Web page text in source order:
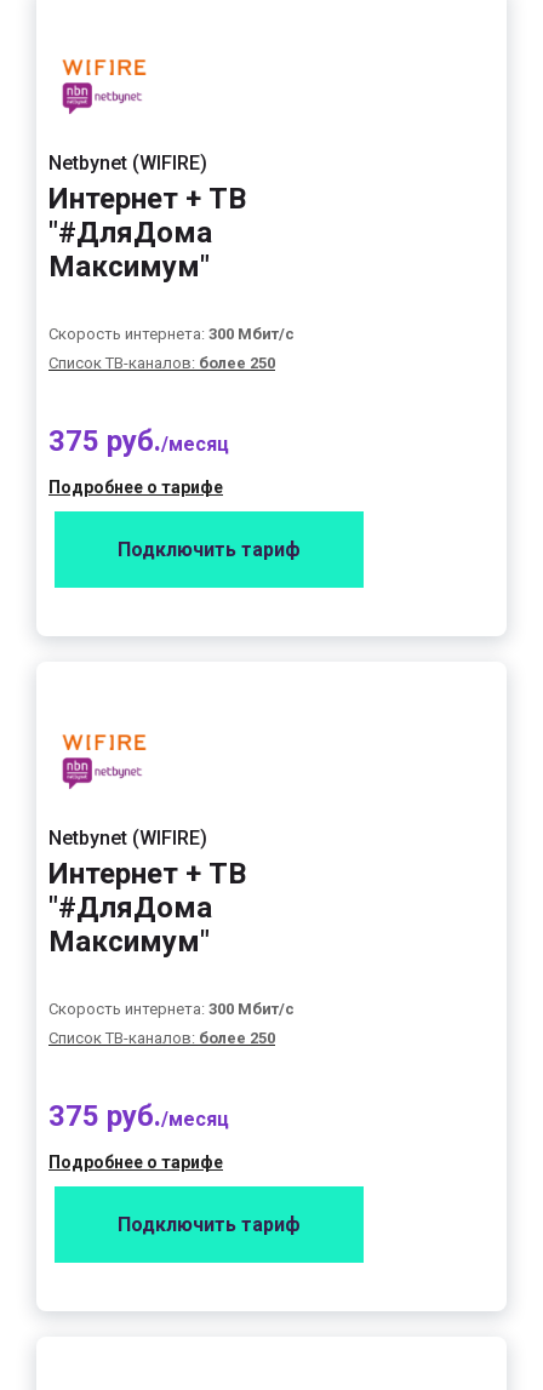
Netbynet (WIFIRE)
Интернет + ТВ
"#ДляДома
Максимум"
Скорость интернета: 300 Мбит/с
Список ТВ-каналов: более 250
375 руб./месяц
Подробнее о тарифе
Подключить тариф
Netbynet (WIFIRE)
Интернет + ТВ
"#ДляДома
Максимум"
Скорость интернета: 300 Мбит/с
Список ТВ-каналов: более 250
375 руб./месяц
Подробнее о тарифе
Подключить тариф